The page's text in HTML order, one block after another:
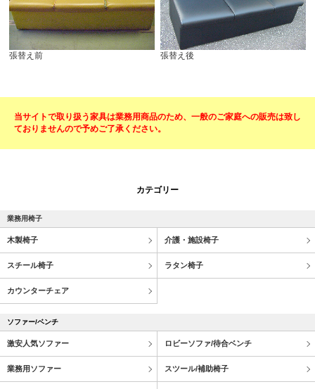
張替え前 張替え後
当サイトで取り扱う家具は業務用商品のため、一般のご家庭への販売は致し
ておりませんので予めご了承ください。
カテゴリー
業務用椅子
木製椅子 介護・施設椅子
スチール椅子 ラタン椅子
カウンターチェア
ソファー/ベンチ
激安人気ソファー ロビーソファ/待合ベンチ
業務用ソファー スツール/補助椅子